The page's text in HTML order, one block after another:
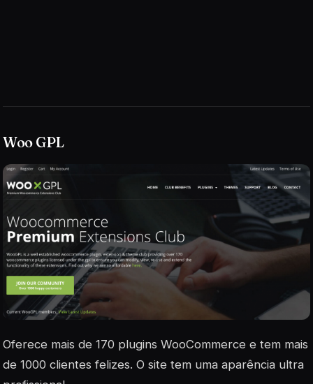
Woo GPL
Oferece mais de 170 plugins WooCommerce e tem mais
de 1000 clientes felizes. O site tem uma aparência ultra